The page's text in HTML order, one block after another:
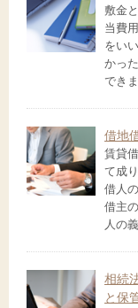
敷金
当費
をい
かっ
でき
借地
賃貸
て成
借人
借主
人の
相続
と保